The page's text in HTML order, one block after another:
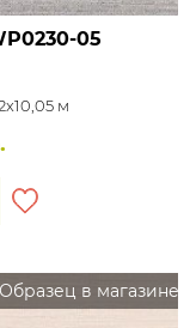
05
м
Образец в магазине